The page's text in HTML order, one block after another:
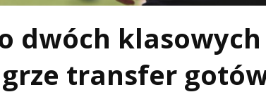
dwóch klasowych
transfer